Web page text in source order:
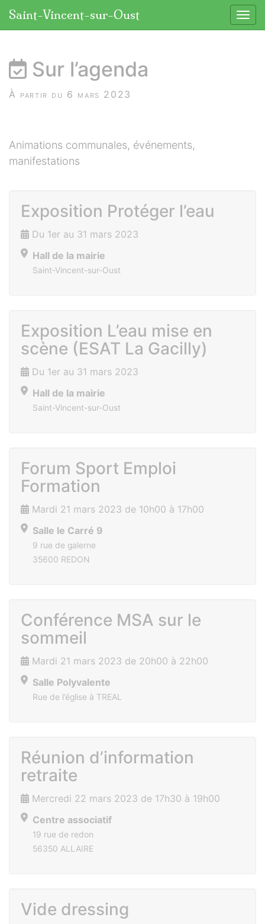
Saint-Vincent-sur-Oust
Sur l’agenda
À partir du 6 mars 2023
Animations communales, événements,
manifestations
Exposition Protéger l’eau
Du 1er au 31 mars 2023
Hall de la mairie
Saint-Vincent-sur-Oust
Exposition L’eau mise en
scène (ESAT La Gacilly)
Du 1er au 31 mars 2023
Hall de la mairie
Saint-Vincent-sur-Oust
Forum Sport Emploi
Formation
Mardi 21 mars 2023 de 10h00 à 17h00
Salle le Carré 9
9 rue de galerne
35600 REDON
Conférence MSA sur le
sommeil
Mardi 21 mars 2023 de 20h00 à 22h00
Salle Polyvalente
Rue de l’église à TREAL
Réunion d’information
retraite
Mercredi 22 mars 2023 de 17h30 à 19h00
Centre associatif
19 rue de redon
56350 ALLAIRE
Vide dressing
Panneau de gestion des cookies